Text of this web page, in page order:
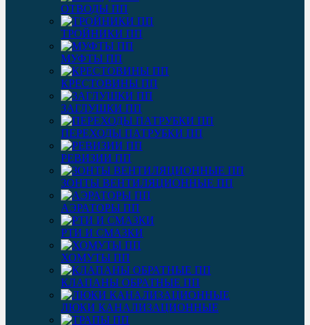
ОТВОДЫ ПП
ТРОЙНИКИ ПП
МУФТЫ ПП
КРЕСТОВИНЫ ПП
ЗАГЛУШКИ ПП
ПЕРЕХОДЫ ПАТРУБКИ ПП
РЕВИЗИИ ПП
ЗОНТЫ ВЕНТИЛЯЦИОННЫЕ ПП
АЭРАТОРЫ ПП
РТИ И СМАЗКИ
ХОМУТЫ ПП
КЛАПАНЫ ОБРАТНЫЕ ПП
ЛЮКИ КАНАЛИЗАЦИОННЫЕ